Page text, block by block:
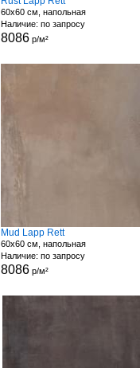
60x60 см, напольная
Наличие: по запросу
8086р/м²
Mud Lapp Rett
60x60 см, напольная
Наличие: по запросу
8086р/м²